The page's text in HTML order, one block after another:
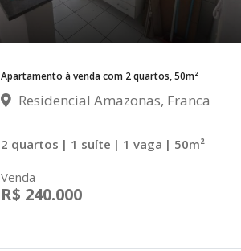
Apartamento à venda com 2 quartos, 50m²
Residencial Amazonas, Franca
2 quartos | 1 suíte | 1 vaga | 50m²
Venda
R$ 240.000